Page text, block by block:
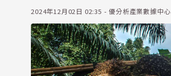
2024年12月02日 02:35 - 優分析產業數據中心